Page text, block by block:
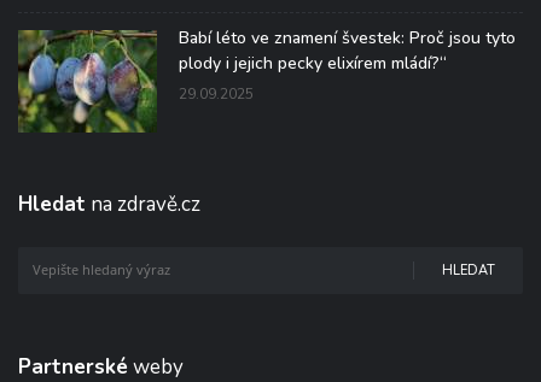
Babí léto ve znamení švestek: Proč jsou tyto
plody i jejich pecky elixírem mládí?“
29.09.2025
Hledat na zdravě.cz
HLEDAT
Partnerské weby